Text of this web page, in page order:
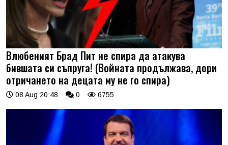
Влюбеният Брад Пит не спира да атакува
бившата си съпруга! (Войната продължава, дори
отричането на децата му не го спира)
08 Aug 20:48 0 6755